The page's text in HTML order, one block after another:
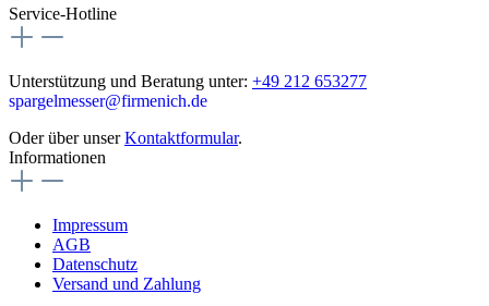
Service-Hotline
Unterstützung und Beratung unter: +49 212 653277
spargelmesser@firmenich.de
Oder über unserKontaktformular.
Informationen
Impressum
AGB
Datenschutz
Versand und Zahlung